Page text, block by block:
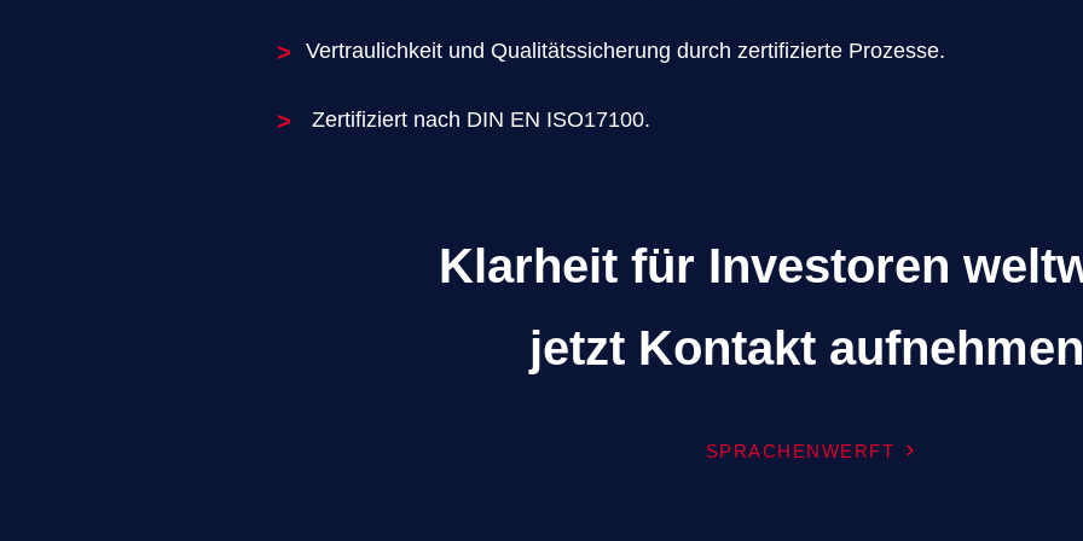
> Vertraulichkeit und Qualitätssicherung durch zertifizierte Prozesse.
> Zertifiziert nach DIN EN ISO17100.
Klarheit für Investoren
jetzt Kontakt aufnehmen
SPRACHENWERFT